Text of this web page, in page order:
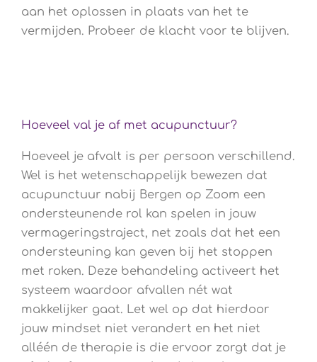
aan het oplossen in plaats van het te
vermijden. Probeer de klacht voor te blijven.
Hoeveel val je af met acupunctuur?
Hoeveel je afvalt is per persoon verschillend.
Wel is het wetenschappelijk bewezen dat
acupunctuur nabij Bergen op Zoom een
ondersteunende rol kan spelen in jouw
vermageringstraject, net zoals dat het een
ondersteuning kan geven bij het stoppen
met roken. Deze behandeling activeert het
systeem waardoor afvallen nét wat
makkelijker gaat. Let wel op dat hierdoor
jouw mindset niet verandert en het niet
alléén de therapie is die ervoor zorgt dat je